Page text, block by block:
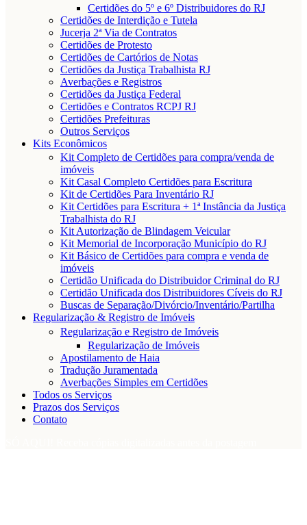
Certidões do 5º e 6º Distribuidores do RJ
Certidões de Interdição e Tutela
Jucerja 2ª Via de Contratos
Certidões de Protesto
Certidões de Cartórios de Notas
Certidões da Justiça Trabalhista RJ
Averbações e Registros
Certidões da Justiça Federal
Certidões e Contratos RCPJ RJ
Certidões Prefeituras
Outros Serviços
Kits Econômicos
Kit Completo de Certidões para compra/venda de
imóveis
Kit Casal Completo Certidões para Escritura
Kit de Certidões Para Inventário RJ
Kit Certidões para Escritura + 1ª Instância da Justiça
Trabalhista do RJ
Kit Autorização de Blindagem Veicular
Kit Memorial de Incorporação Município do RJ
Kit Básico de Certidões para compra e venda de
imóveis
Certidão Unificada do Distribuidor Criminal do RJ
Certidão Unificada dos Distribuidores Cíveis do RJ
Buscas de Separação/Divórcio/Inventário/Partilha
Regularização & Registro de Imóveis
Regularização e Registro de Imóveis
Regularização de Imóveis
Apostilamento de Haia
Tradução Juramentada
Averbações Simples em Certidões
Todos os Serviços
Prazos dos Serviços
Contato